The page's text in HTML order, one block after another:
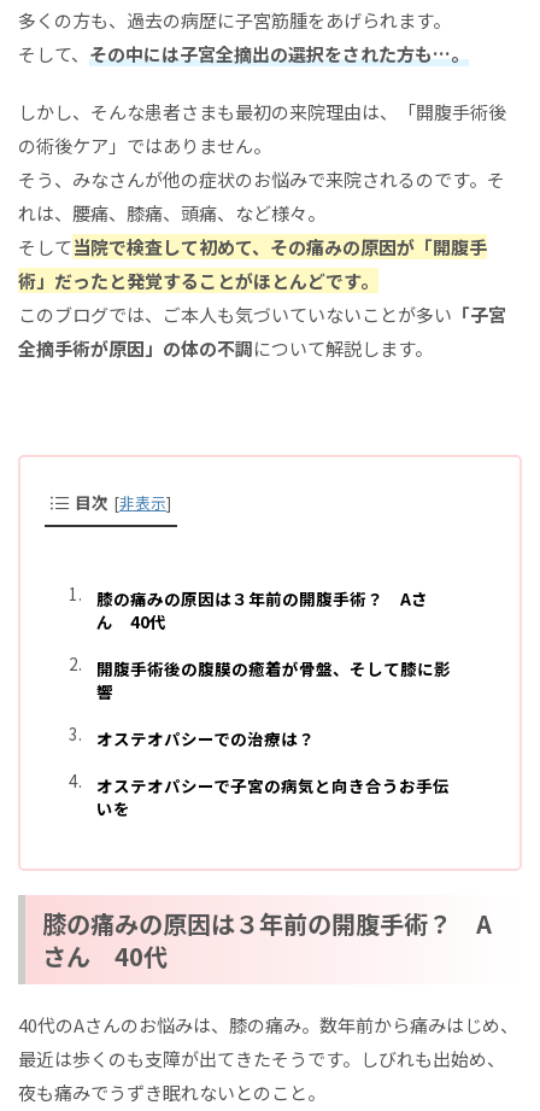
多くの方も、過去の病歴に子宮筋腫をあげられます。
そして、 その中には子宮全摘出の選択をされた方も…。
しかし、そんな患者さまも最初の来院理由は、「開腹手術後
の術後ケア」ではありません。
そう、みなさんが他の症状のお悩みで来院されるのです。そ
れは、腰痛、膝痛、頭痛、など様々。
そして当院で検査して初めて、その痛みの原因が「開腹手
術」だったと発覚することがほとんどです。
このブログでは、ご本人も気づいていないことが多い 「子宮
全摘手術が原因」の体の不調について解説します。
目次 [非表示]
膝の痛みの原因は３年前の開腹手術？ Aさ
ん 40代
開腹手術後の腹膜の癒着が骨盤、そして膝に影
響
オステオパシーでの治療は？
オステオパシーで子宮の病気と向き合うお手伝
いを
膝の痛みの原因は３年前の開腹手術？ A
さん 40代
40代のAさんのお悩みは、膝の痛み。数年前から痛みはじめ、
最近は歩くのも支障が出てきたそうです。しびれも出始め、
夜も痛みでうずき眠れないとのこと。